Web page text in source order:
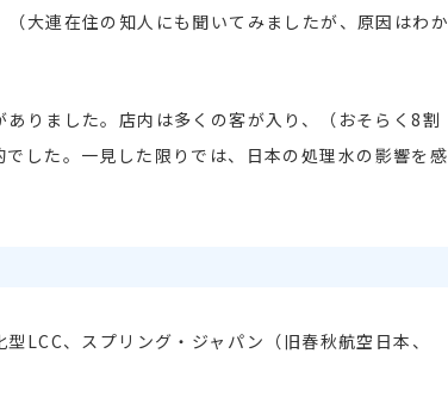
大連在住の知人にも聞いてみましたが、原因はわか
りました。店内は多くの客が入り、（おそらく8割
した。一見した限りでは、日本の処理水の影響を感
LCC、スプリング・ジャパン（旧春秋航空日本、